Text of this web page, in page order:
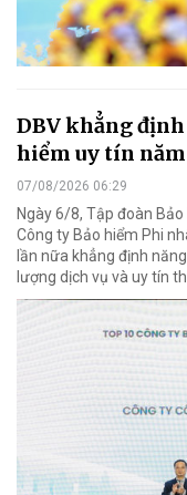
DBV khẳng
hiểm uy tín năm
07/08/2026 06:29
Ngày 6/8, Tập đoàn
Công ty Bảo hiểm Phi
lần nữa khẳng định
lượng dịch vụ và uy tín